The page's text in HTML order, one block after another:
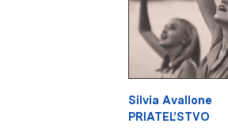
Silvia Avallone
PRIATEĽSTVO